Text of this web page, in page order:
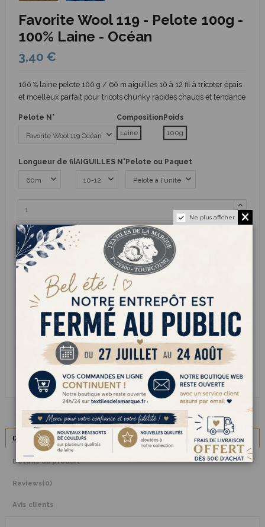
Favorite Wool 119 - Pelote 100g -
100% Laine - Océan
3,40 €
100 % laine pelote 100 g / 60 m aiguilles 10 à 12 fil à tricoter épais
et moelleux parfait pour tricots chunky rapides chauds et tendance
Pelote N°
Composition
Laine
Poids
100g
Longueur de filAIGUILLES N°Pelote ou Paquet
Ajouter au panier
SERVICE CLIENT
Besoin d’aide ? Appelez-nous au03 20 70 82 67
Livraison gratuite dès 50 € d’achat
Paiement sécurisé viaCarte bancaireouPayPal
Description
Détails du produit
Reviews(0)
Avis clients
Ne plus afficher